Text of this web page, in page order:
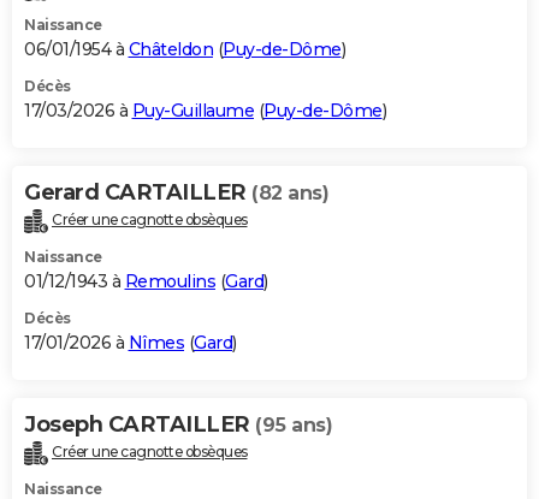
Dictionnaire
Biographies
Citations
Expressions
Proverbes
PROGRAMME TV
S'inscrire
Se connecter
Lycées
Collèges
Primaires
Universités
Entreprises
Service militaire
Avis de recherche
AVIS DE DÉCÈS
Bricolage
Lifestyle
Culture
Sport
Auto
Television
Voyage
Cinema
Naissance
06/01/1954 à Châteldon (Puy-de-Dôme)
Décès
17/03/2026 à Puy-Guillaume (Puy-de-Dôme)
Gerard CARTAILLER (82 ans)
Créer une cagnotte obsèques
Naissance
01/12/1943 à Remoulins (Gard)
Décès
17/01/2026 à Nîmes (Gard)
Joseph CARTAILLER (95 ans)
Créer une cagnotte obsèques
Naissance